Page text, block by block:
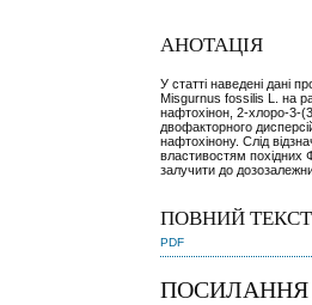
АНОТАЦІЯ
У статті наведені дані
Misgurnus fossilis L. на
нафтохінон, 2-хлоро-3-
двофакторного
нафтохінону. Слід
властивостям похідних
залучити до
ПОВНИЙ
PDF
ПОСИЛАННЯ